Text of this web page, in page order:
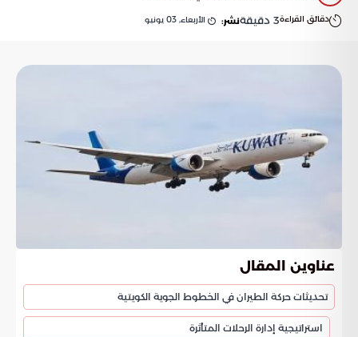
دقائق القراءة3 دقيقةنشر: الأربعاء, 03 يونيو
عناوين المقال
تحديثات حركة الطيران في الخطوط الجوية الكويتية
استراتيجية إدارة الرحلات المتأثرة